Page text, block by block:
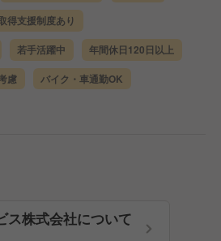
得支援制度あり
若手活躍中 年間休日120日以上
慮 バイク・車通勤OK
ス株式会社について